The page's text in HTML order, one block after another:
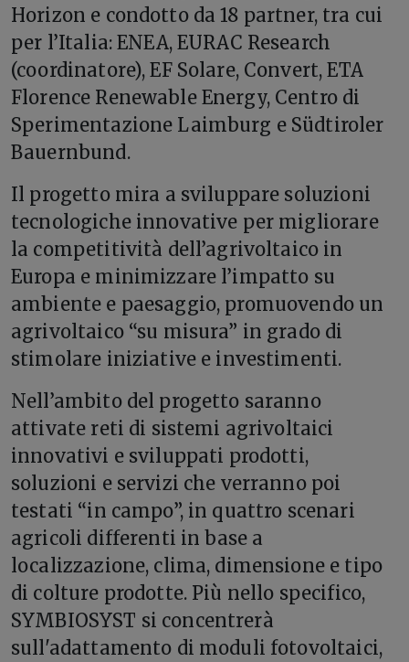
Horizon e condotto da 18 partner, tra cui
per l’Italia: ENEA, EURAC Research
(coordinatore), EF Solare, Convert, ETA
Florence Renewable Energy, Centro di
Sperimentazione Laimburg e Südtiroler
Bauernbund.
Il progetto mira a sviluppare soluzioni
tecnologiche innovative per migliorare
la competitività dell’agrivoltaico in
Europa e minimizzare l’impatto su
ambiente e paesaggio, promuovendo un
agrivoltaico “su misura” in grado di
stimolare iniziative e investimenti.
Nell’ambito del progetto saranno
attivate reti di sistemi agrivoltaici
innovativi e sviluppati prodotti,
soluzioni e servizi che verranno poi
testati “in campo”, in quattro scenari
agricoli differenti in base a
localizzazione, clima, dimensione e tipo
di colture prodotte. Più nello specifico,
SYMBIOSYST si concentrerà
sull'adattamento di moduli fotovoltaici,